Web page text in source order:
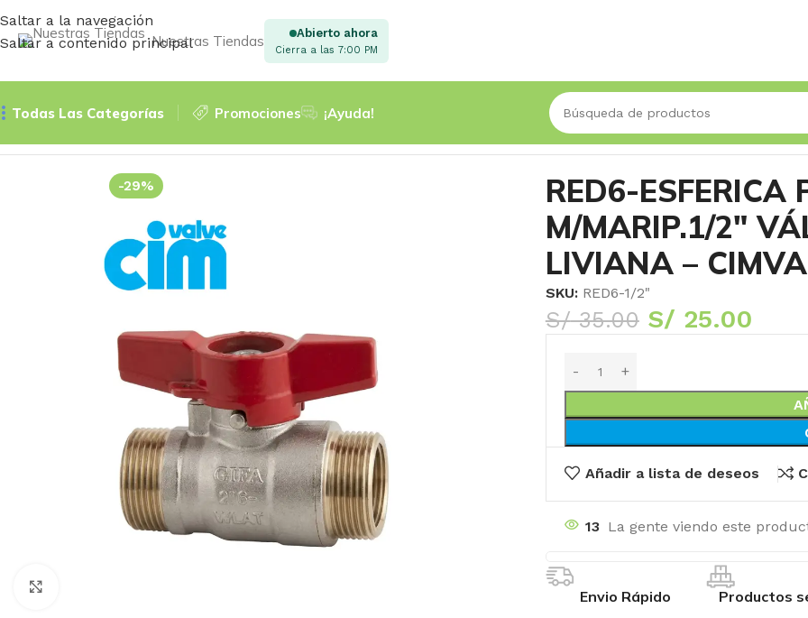
Saltar a la navegación
Saltar a contenido principalNuestras Tiendas Abierto ahora
Cierra a las 7:00 PM
Todas Las Categorías Promociones
¡Ayuda!
RED6-ESFERICA P/TOT. 200LBS M/MARIP.1/2″ VÁLVULA ESFERICA LIVIANA – CIMVAL
-29%
RED6-ESFERICA
M/MARIP.1/2″
LIVIANA –
SKU: RED6-1/2"
S/35.00 S/ 25.00
Añadir a lista de deseos
13 La gente viendo este
Envio Rápido Productos